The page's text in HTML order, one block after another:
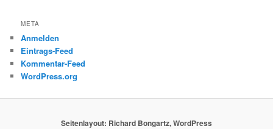
META
Anmelden
Eintrags-Feed
Kommentar-Feed
WordPress.org
Seitenlayout: Richard Bongartz, WordPress